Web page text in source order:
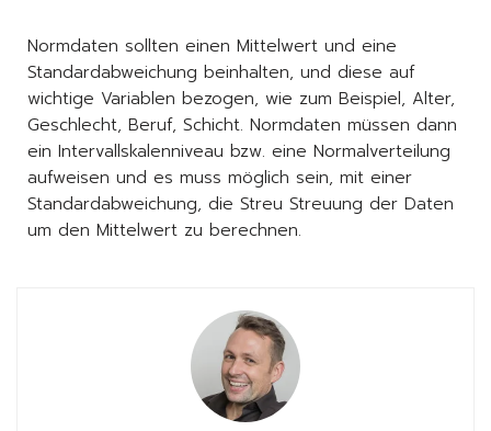
Normdaten sollten einen Mittelwert und eine
Standardabweichung beinhalten, und diese auf
wichtige Variablen bezogen, wie zum Beispiel, Alter,
Geschlecht, Beruf, Schicht. Normdaten müssen dann
ein Intervallskalenniveau bzw. eine Normalverteilung
aufweisen und es muss möglich sein, mit einer
Standardabweichung, die Streu Streuung der Daten
um den Mittelwert zu berechnen.